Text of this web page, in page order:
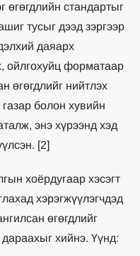
өгөгдлийн стандартыг
тусыг дээд зэргээр
даяарх
ойлгохуйц форматаар
өгөгдлийг нийтлэх
болон хувийн
энэ хүрээнд хэд
[2]
хоёрдугаар хэсэгт
хэрэгжүүлэгчдэд
өгөгдлийг
хийнэ. Үүнд: